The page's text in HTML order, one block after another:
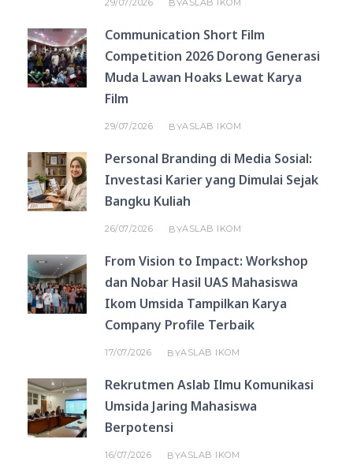
BY
Communication Short Film
Competition 2026 Dorong Generasi
Muda Lawan Hoaks Lewat Karya
Film
29/07/2026 BYASLAB IKOM
Personal Branding di Media Sosial:
Investasi Karier yang Dimulai Sejak
Bangku Kuliah
26/07/2026 BYASLAB IKOM
From Vision to Impact: Workshop
dan Nobar Hasil UAS Mahasiswa
Ikom Umsida Tampilkan Karya
Company Profile Terbaik
17/07/2026 BYASLAB IKOM
Rekrutmen Aslab Ilmu Komunikasi
Umsida Jaring Mahasiswa
Berpotensi
16/07/2026 BYASLAB IKOM